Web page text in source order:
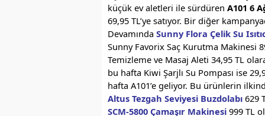
küçük ev aletleri ile sürdüren A101 6
69,95 TL’ye satıyor. Bir diğer
Devamında Sunny Flora Çelik Su
Sunny Favorix Saç Kurutma Makinesi
Temizleme ve Masaj Aleti 34,95 TL
bu hafta Kiwi Şarjlı Su Pompası ise
hafta A101’e geliyor. Bu ürünlerin
Altus Tezgah Seviyesi Buzdolabı 629
SCM-5800 Çamaşır Makinesi 999 TL